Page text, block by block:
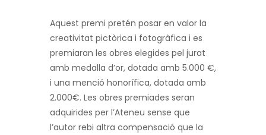
Aquest premi pretén posar en valor la
creativitat pictòrica i fotogràfica i es
premiaran les obres elegides pel jurat
amb medalla d’or, dotada amb 5.000 €,
i una menció honorífica, dotada amb
2.000€. Les obres premiades seran
adquirides per l’Ateneu sense que
l’autor rebi altra compensació que la